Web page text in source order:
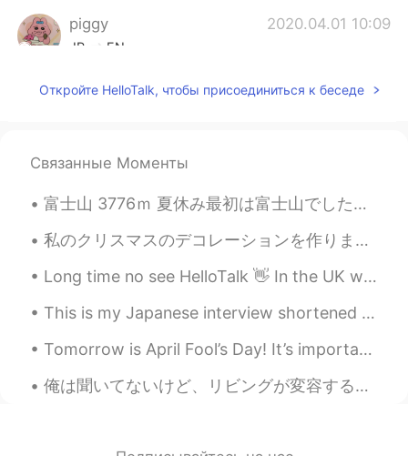
piggy 2020.04.01 10:09
JP EN
鎖されたので海岸
コロナウイルスによって駐車場
閉鎖されたので海岸に誰もいなかっ
た。
それ以来Los Angelesの海岸全部閉鎖さ
れた。
それからロサンゼルスの海岸は全部閉
maya 2020.04.01 10:07
Откройте HelloTalk, чтобы присоединиться к беседе
Связанные Моменты
富士山 3776ｍ 夏休み最初は富士山でした。人生初の富士山、一泊して8合目から山頂を目指しました。8合目からは御神域、違う世界ですね！高山病みたいな感じをせずに、山頂まで行けてほんとによか...
私のクリスマスのデコレーションを作りましたからきのうは1st December and the start of Advent. これはAdvent Candle です。 1/12から 24/1...
Long time no see HelloTalk 👋 In the UK we are still in lockdown, so I have been drawing. What hav...
This is my Japanese interview shortened and translated into English subtitles. We talked about li...
Tomorrow is April Fool’s Day! It’s important to set up good April Fool’s jokes in advance! I give...
俺は聞いてないけど、リビングが変容するらしくて、今日は大工さんが来たんだ。俺がホットケーキの用意をしてる間に、大工さんはいろいろ回って確認して、"終わったらみんながくつろぐ場所あるから楽しみです...